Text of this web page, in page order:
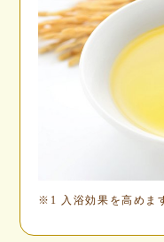
※1 入浴効果を高めま